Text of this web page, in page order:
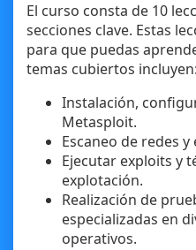
El curso consta de 10
secciones clave. Estas
para que puedas
temas cubiertos incluyen:
Instalación,
Metasploit.
Escaneo de redes
Ejecutar exploits y
explotación.
Realización de
especializadas en
operativos.